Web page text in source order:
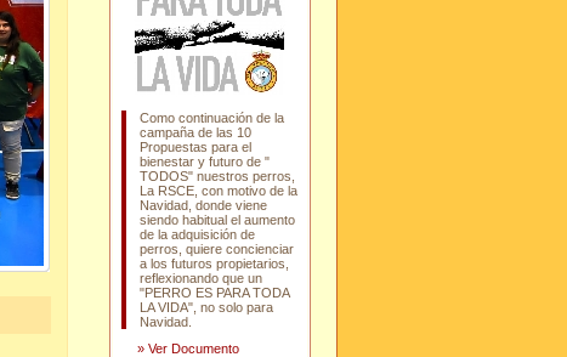
Como continuación de la
campaña de las 10
Propuestas para el
bienestar y futuro de "
TODOS" nuestros perros,
La RSCE, con motivo de la
Navidad, donde viene
siendo habitual el aumento
de la adquisición de
perros, quiere concienciar
a los futuros propietarios,
reflexionando que un
"PERRO ES PARA TODA
LA VIDA", no solo para
Navidad.
» Ver Documento